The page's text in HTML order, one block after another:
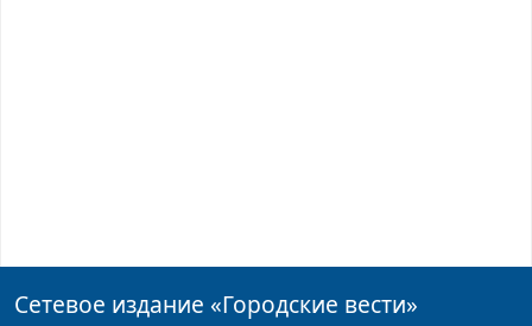
Сетевое издание «Городские вести»